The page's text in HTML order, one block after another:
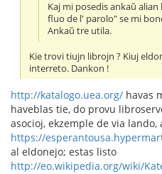
Kaj mi posedis ankaŭ
fluo de l' parolo" se mi
Ankaŭ tre utila.
Kie trovi tiujn librojn ? Kiuj
interreto. Dankon !
http://katalogo.uea.org/ havas
haveblas tie, do provu
asocioj, ekzemple de via lando,
https://
al eldonejo; estas listo
http://eo.wikipedia.org/wiki/